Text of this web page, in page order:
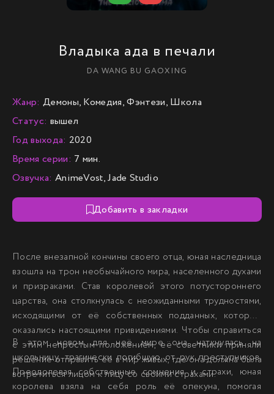
Владыка ада в печали
DA WANG BU GAOXING
Жанр: Демоны, Комедия, Фэнтези, Школа
Статус: вышел
Год выхода: 2020
Время серии: 7 мин.
Озвучка: AnimeVost, Jade Studio
Добавить в закладки
После внезапной кончины своего отца, юная наследница
взошла на трон необычайного мира, населенного духами
и призраками. Став королевой этого потустороннего
царства, она столкнулась с неожиданными трудностями,
исходящими от её собственных подданных, которые
оказались настоящими привидениями. Чтобы справиться
с этим непростым положением, её советники приняли
решение отправить её в мир живых, где она должна была
встретиться лицом к лицу со своими страхами.
В этом новом для неё мире она наткнулась на
школьницу, трагически погибшую от рук преступников.
Преодолевая собственные сомнения и страхи, юная
королева взяла на себя роль её опекуна, помогая